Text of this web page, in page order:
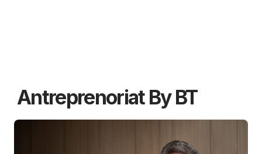
Antreprenoriat By BT